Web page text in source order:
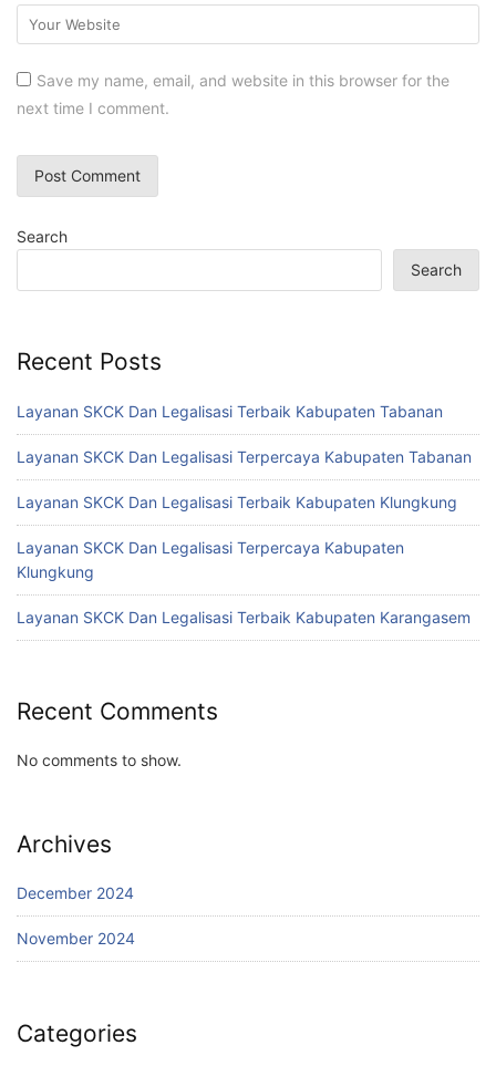
Save my name, email, and website in this browser for the
next time I comment.
Search
Search
Recent Posts
Layanan SKCK Dan Legalisasi Terbaik Kabupaten Tabanan
Layanan SKCK Dan Legalisasi Terpercaya Kabupaten Tabanan
Layanan SKCK Dan Legalisasi Terbaik Kabupaten Klungkung
Layanan SKCK Dan Legalisasi Terpercaya Kabupaten
Klungkung
Layanan SKCK Dan Legalisasi Terbaik Kabupaten Karangasem
Recent Comments
No comments to show.
Archives
December 2024
November 2024
Categories